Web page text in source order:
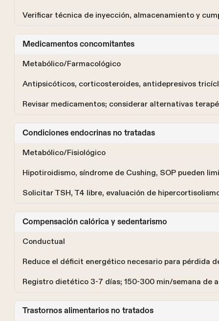
Verificar técnica de inyección, almacenamiento y
Medicamentos concomitantes
Metabólico/Farmacológico
Antipsicóticos, corticosteroides, antidepresivos
Revisar medicamentos; considerar alternativas
Condiciones endocrinas no tratadas
Metabólico/Fisiológico
Hipotiroidismo, síndrome de Cushing, SOP pueden
Solicitar TSH, T4 libre, evaluación de
Compensación calórica y sedentarismo
Conductual
Reduce el déficit energético necesario para pérdida
Registro dietético 3-7 días; 150-300 min/semana de
Trastornos alimentarios no tratados